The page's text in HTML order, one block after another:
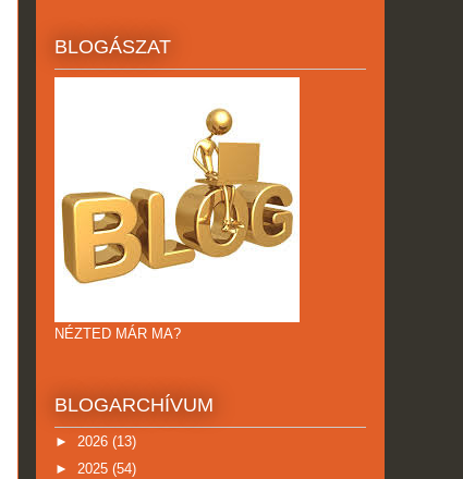
BLOGÁSZAT
NÉZTED MÁR MA?
BLOGARCHÍVUM
► 2026 (13)
► 2025 (54)